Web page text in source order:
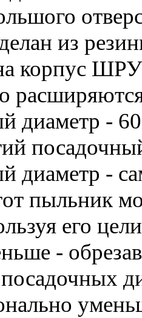
из
корпус
диаметр -
диаметр -
пыльник
его
-